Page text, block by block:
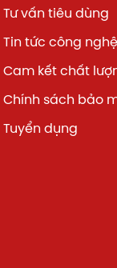
Tư vấn tiêu dùng
Tin tức công nghệ
Cam kết chất
Chính sách bảo
Tuyển dụng